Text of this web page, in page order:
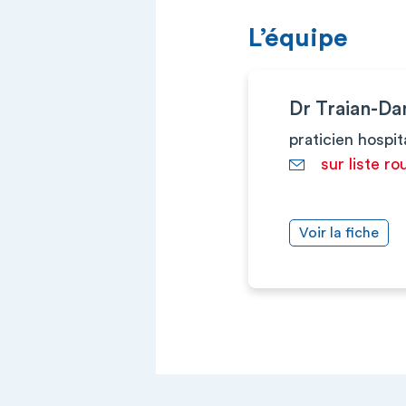
L’équipe
Dr Traian-
praticien
sur liste
Voir la fiche